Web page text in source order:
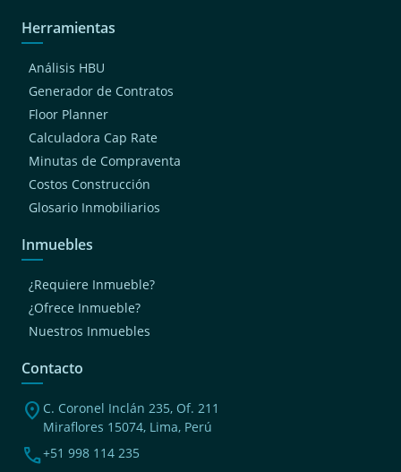
Herramientas
Análisis HBU
Generador de Contratos
Floor Planner
Calculadora Cap Rate
Minutas de Compraventa
Costos Construcción
Glosario Inmobiliarios
Inmuebles
¿Requiere Inmueble?
¿Ofrece Inmueble?
Nuestros Inmuebles
Contacto
location_on C. Coronel Inclán 235, Of. 211
Miraflores 15074, Lima, Perú
phone+51 998 114 235